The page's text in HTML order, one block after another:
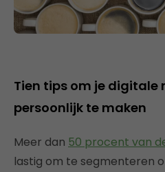
Tien tips om je digitale
persoonlijk te maken
Meer dan 50 procent van
lastig om te segmenteren